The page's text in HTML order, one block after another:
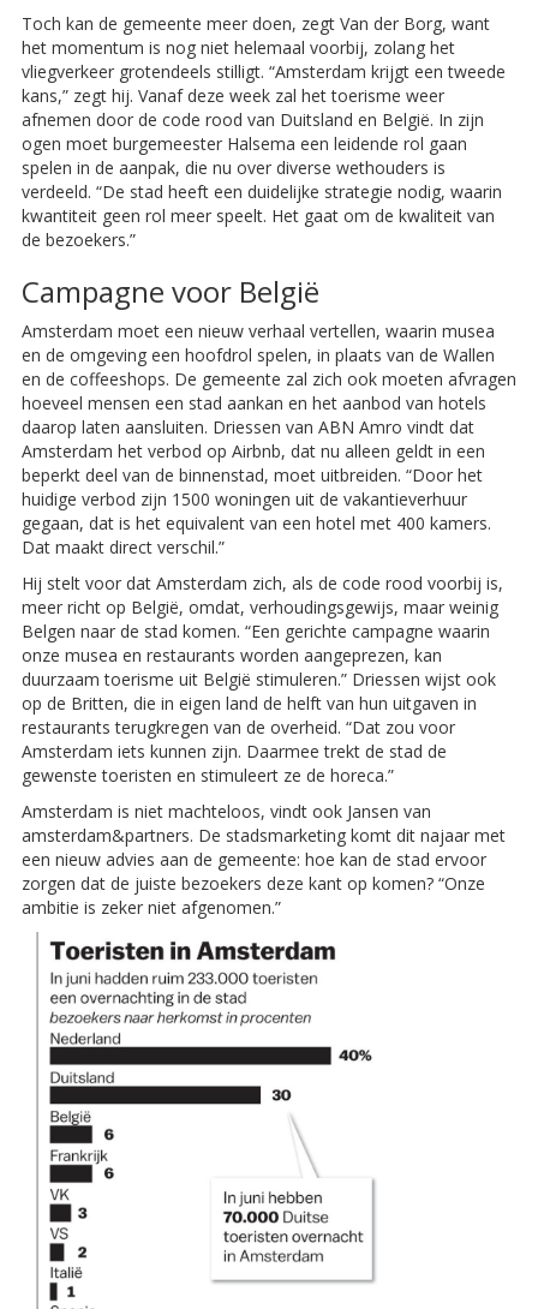
Toch kan de gemeente meer doen, zegt Van der Borg, want
het momentum is nog niet helemaal voorbij, zolang het
vliegverkeer grotendeels stilligt. “Amsterdam krijgt een tweede
kans,” zegt hij. Vanaf deze week zal het toerisme weer
afnemen door de code rood van Duitsland en België. In zijn
ogen moet burgemeester Halsema een leidende rol gaan
spelen in de aanpak, die nu over diverse wethouders is
verdeeld. “De stad heeft een duidelijke strategie nodig, waarin
kwantiteit geen rol meer speelt. Het gaat om de kwaliteit van
de bezoekers.”
Campagne voor België
Amsterdam moet een nieuw verhaal vertellen, waarin musea
en de omgeving een hoofdrol spelen, in plaats van de Wallen
en de coffeeshops. De gemeente zal zich ook moeten afvragen
hoeveel mensen een stad aankan en het aanbod van hotels
daarop laten aansluiten. Driessen van ABN Amro vindt dat
Amsterdam het verbod op Airbnb, dat nu alleen geldt in een
beperkt deel van de binnenstad, moet uitbreiden. “Door het
huidige verbod zijn 1500 woningen uit de vakantieverhuur
gegaan, dat is het equivalent van een hotel met 400 kamers.
Dat maakt direct verschil.”
Hij stelt voor dat Amsterdam zich, als de code rood voorbij is,
meer richt op België, omdat, verhoudingsgewijs, maar weinig
Belgen naar de stad komen. “Een gerichte campagne waarin
onze musea en restaurants worden aange­prezen, kan
duurzaam toerisme uit België stimuleren.” Driessen wijst ook
op de Britten, die in eigen land de helft van hun uitgaven in
restaurants terugkregen van de overheid. “Dat zou voor
Amsterdam iets kunnen zijn. Daarmee trekt de stad de
gewenste toeristen en stimuleert ze de horeca.”
Amsterdam is niet machteloos, vindt ook Jansen van
amsterdam&partners. De stadsmarketing komt dit najaar met
een nieuw advies aan de gemeente: hoe kan de stad ervoor
zorgen dat de juiste bezoekers deze kant op komen? “Onze
ambitie is zeker niet afgenomen.”